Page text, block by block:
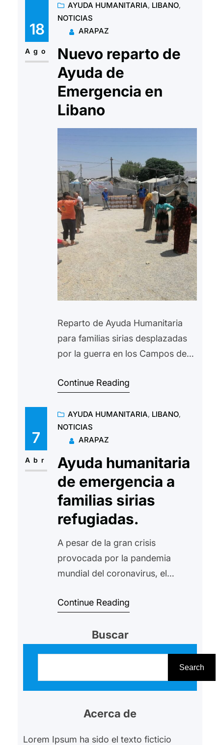
Alepo desde hace mas de 2000
años. Desde Arapaz, en
colaboración con el Ayuntamiento
de Huesca y la Diputación
Provincial de Huesca, venimos…
18
Ago
AYUDA HUMANITARIA, LIBANO
NOTICIAS
ARAPAZ
Nuevo reparto de
Ayuda de
Emergencia en
Libano
Reparto de Ayuda Humanitaria
para familias sirias desplazadas
por la guerra en los Campos de
La situación cada vez es más
situación que ya tenían se une la
pandemia COVID 19 y la crisis
política en el país. Con la
colaboración del Gobierno…
Continue Reading
7
Abr
AYUDA HUMANITARIA, LIBANO
NOTICIAS
ARAPAZ
Ayuda humanitaria
de emergencia a
familias sirias
refugiadas.
A pesar de la gran crisis
provocada por la pandemia
mundial del coronavirus, el
máximas precauciones posibles,
social posible, se ha realizado un
emergencia en distintos campos
de refugiados en el valle de
familias sirias…
Continue Reading
Buscar
Search
Acerca de
Lorem Ipsum ha sido el texto ficticio